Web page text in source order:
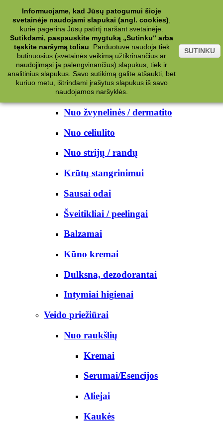
Kategorijos
Kosmetika
Kūno priežiūrai
Nuo prakaito
Kūno prausikliai
Nuo žvynelinės / dermatito
Nuo celiulito
Nuo strijų / randų
Krūtų stangrinimui
Sausai odai
Šveitikliai / peelingai
Balzamai
Kūno kremai
Dulksna, dezodorantai
Intymiai higienai
Veido priežiūrai
Nuo raukšlių
Kremai
Serumai/Esencijos
Aliejai
Kaukės
Informuojame, kad Jūsų patogumui šioje
svetainėje naudojami slapukai (angl. cookies)
kurie pagerina Jūsų patirtį naršant svetainėje.
Sutikdami, paspauskite mygtuką „Sutinku“ arba
tęskite naršymą toliau
Parduotuvė naudoja tiek
būtinuosius (svetainės veikimą užtikrinančius ar
naudojimąsi ja palengvinančius) slapukus, tiek ir
analitinius slapukus. Savo sutikimą galite atšaukti, bet
kuriuo metu, ištrindami įrašytus slapukus iš savo
naudojamos naršyklės.
SUTINKU